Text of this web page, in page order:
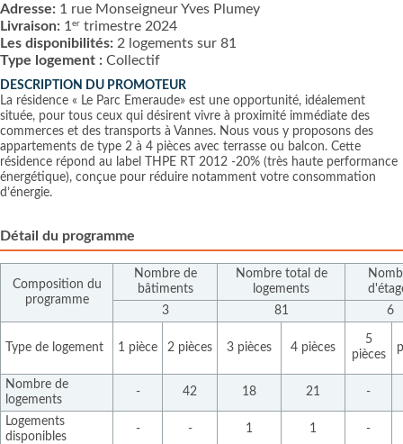
Adresse: 1 rue Monseigneur Yves Plumey
Livraison: 1 er trimestre 2024
Les disponibilités: 2 logements sur 81
Type logement : Collectif
DESCRIPTION DU PROMOTEUR
La résidence « Le Parc Emeraude» est une opportunité, idéalement
située, pour tous ceux qui désirent vivre à proximité immédiate des
commerces et des transports à Vannes. Nous vous y proposons des
appartements de type 2 à 4 pièces avec terrasse ou balcon. Cette
résidence répond au label THPE RT 2012 -20% (très haute performance
énergétique), conçue pour réduire notamment votre consommation
d’énergie.
Détail du programme
Composition du
programme
Nombre de
bâtiments
Nombre total de
logements
3
81 6
Type de logement 1 pièce 2 pièces 3 pièces 4 pièces
5
pièces
Nombre de
logements
- 42 18 21 -
Logements
disponibles
- - 1 1 -